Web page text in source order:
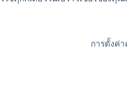
การตั้งค่